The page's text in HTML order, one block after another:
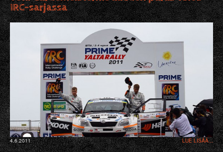
IRC-sarjassa
4.6.2011 LUE LISÄÄ...